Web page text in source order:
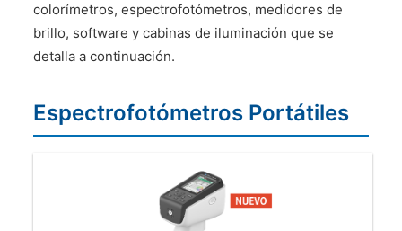
CONTÁCTENOS
colorímetros, espectrofotómetros, medidores de
brillo, software y cabinas de iluminación que se
detalla a continuación.
Espectrofotómetros Portátiles